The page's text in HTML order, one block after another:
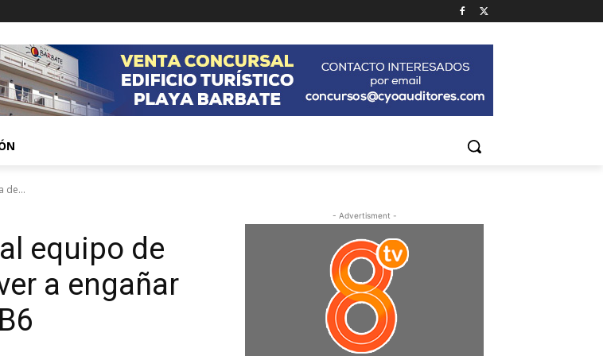
de...
equipo de
a engañar
- Advertisment -